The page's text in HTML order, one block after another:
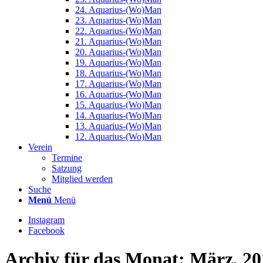
24. Aquarius-(Wo)Man
23. Aquarius-(Wo)Man
22. Aquarius-(Wo)Man
21. Aquarius-(Wo)Man
20. Aquarius-(Wo)Man
19. Aquarius-(Wo)Man
18. Aquarius-(Wo)Man
17. Aquarius-(Wo)Man
16. Aquarius-(Wo)Man
15. Aquarius-(Wo)Man
14. Aquarius-(Wo)Man
13. Aquarius-(Wo)Man
12. Aquarius-(Wo)Man
Verein
Termine
Satzung
Mitglied werden
Suche
Menü Menü
Instagram
Facebook